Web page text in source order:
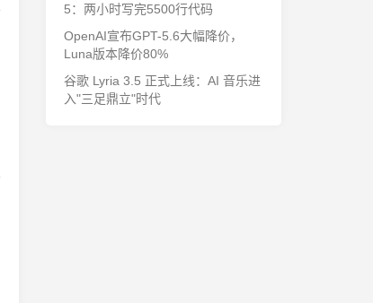
5：两小时写完5500行代码
OpenAI宣布GPT-5.6大幅降价，
Luna版本降价80%
谷歌 Lyria 3.5 正式上线：AI 音乐进
入"三足鼎立"时代